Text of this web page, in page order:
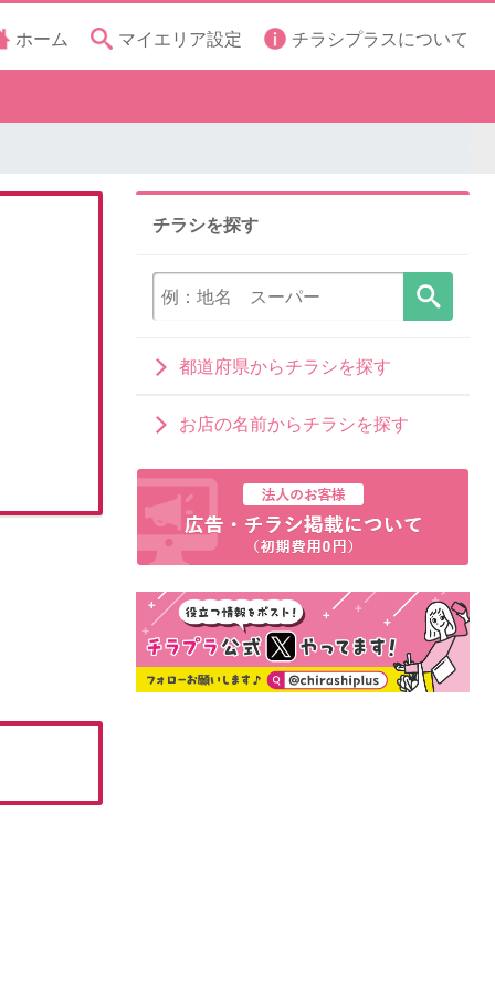
ホーム マイエリア設定 チラシプラスについて
チラシを探す
都道府県からチラシを探す
お店の名前からチラシを探す